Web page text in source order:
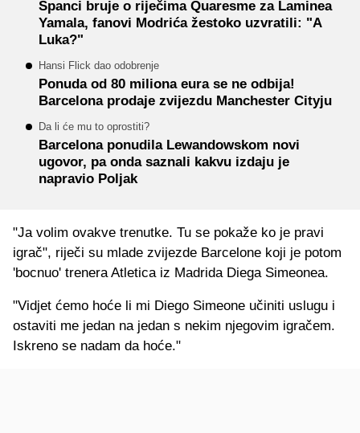
Španci bruje o riječima Quaresme za Laminea
Yamala, fanovi Modrića žestoko uzvratili: "A
Luka?"
Hansi Flick dao odobrenje
Ponuda od 80 miliona eura se ne odbija!
Barcelona prodaje zvijezdu Manchester Cityju
Da li će mu to oprostiti?
Barcelona ponudila Lewandowskom novi
ugovor, pa onda saznali kakvu izdaju je
napravio Poljak
"Ja volim ovakve trenutke. Tu se pokaže ko je pravi
igrač", riječi su mlade zvijezde Barcelone koji je potom
'bocnuo' trenera Atletica iz Madrida Diega Simeonea.
"Vidjet ćemo hoće li mi Diego Simeone učiniti uslugu i
ostaviti me jedan na jedan s nekim njegovim igračem.
Iskreno se nadam da hoće."